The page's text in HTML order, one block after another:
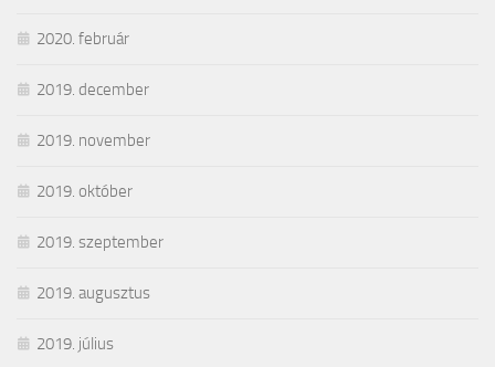
2020. február
2019. december
2019. november
2019. október
2019. szeptember
2019. augusztus
2019. július